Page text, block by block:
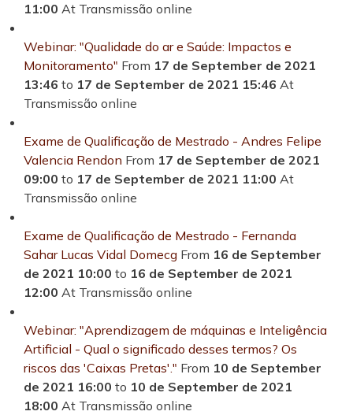
11:00 At Transmissão online
Webinar: "Qualidade do ar e Saúde: Impactos e
Monitoramento" From 17 de September de 2021
13:46 to 17 de September de 2021 15:46 At
Transmissão online
Exame de Qualificação de Mestrado - Andres Felipe
Valencia Rendon From 17 de September de 2021
09:00 to 17 de September de 2021 11:00 At
Transmissão online
Exame de Qualificação de Mestrado - Fernanda
Sahar Lucas Vidal Domecg From 16 de September
de 2021 10:00 to 16 de September de 2021
12:00 At Transmissão online
Webinar: "Aprendizagem de máquinas e Inteligência
Artificial - Qual o significado desses termos? Os
riscos das 'Caixas Pretas'." From 10 de September
de 2021 16:00 to 10 de September de 2021
18:00 At Transmissão online